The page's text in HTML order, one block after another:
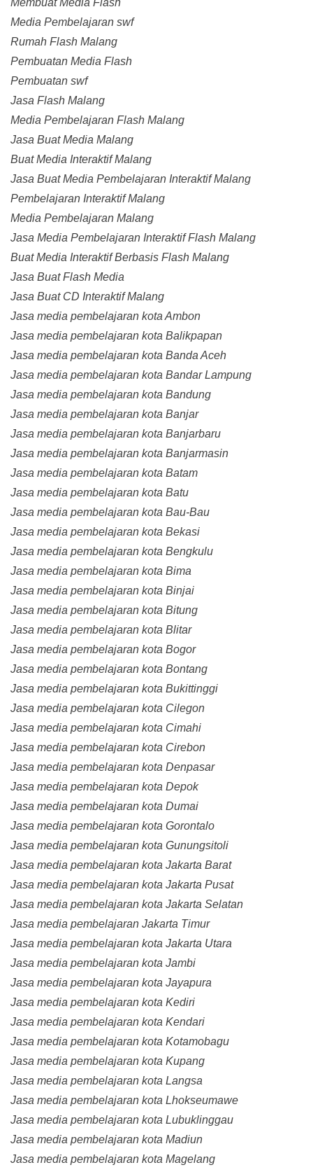
Membuat Media Flash
Media Pembelajaran swf
Rumah Flash Malang
Pembuatan Media Flash
Pembuatan swf
Jasa Flash Malang
Media Pembelajaran Flash Malang
Jasa Buat Media Malang
Buat Media Interaktif Malang
Jasa Buat Media Pembelajaran Interaktif Malang
Pembelajaran Interaktif Malang
Media Pembelajaran Malang
Jasa Media Pembelajaran Interaktif Flash Malang
Buat Media Interaktif Berbasis Flash Malang
Jasa Buat Flash Media
Jasa Buat CD Interaktif Malang
Jasa media pembelajaran kota Ambon
Jasa media pembelajaran kota Balikpapan
Jasa media pembelajaran kota Banda Aceh
Jasa media pembelajaran kota Bandar Lampung
Jasa media pembelajaran kota Bandung
Jasa media pembelajaran kota Banjar
Jasa media pembelajaran kota Banjarbaru
Jasa media pembelajaran kota Banjarmasin
Jasa media pembelajaran kota Batam
Jasa media pembelajaran kota Batu
Jasa media pembelajaran kota Bau-Bau
Jasa media pembelajaran kota Bekasi
Jasa media pembelajaran kota Bengkulu
Jasa media pembelajaran kota Bima
Jasa media pembelajaran kota Binjai
Jasa media pembelajaran kota Bitung
Jasa media pembelajaran kota Blitar
Jasa media pembelajaran kota Bogor
Jasa media pembelajaran kota Bontang
Jasa media pembelajaran kota Bukittinggi
Jasa media pembelajaran kota Cilegon
Jasa media pembelajaran kota Cimahi
Jasa media pembelajaran kota Cirebon
Jasa media pembelajaran kota Denpasar
Jasa media pembelajaran kota Depok
Jasa media pembelajaran kota Dumai
Jasa media pembelajaran kota Gorontalo
Jasa media pembelajaran kota Gunungsitoli
Jasa media pembelajaran kota Jakarta Barat
Jasa media pembelajaran kota Jakarta Pusat
Jasa media pembelajaran kota Jakarta Selatan
Jasa media pembelajaran Jakarta Timur
Jasa media pembelajaran kota Jakarta Utara
Jasa media pembelajaran kota Jambi
Jasa media pembelajaran kota Jayapura
Jasa media pembelajaran kota Kediri
Jasa media pembelajaran kota Kendari
Jasa media pembelajaran kota Kotamobagu
Jasa media pembelajaran kota Kupang
Jasa media pembelajaran kota Langsa
Jasa media pembelajaran kota Lhokseumawe
Jasa media pembelajaran kota Lubuklinggau
Jasa media pembelajaran kota Madiun
Jasa media pembelajaran kota Magelang